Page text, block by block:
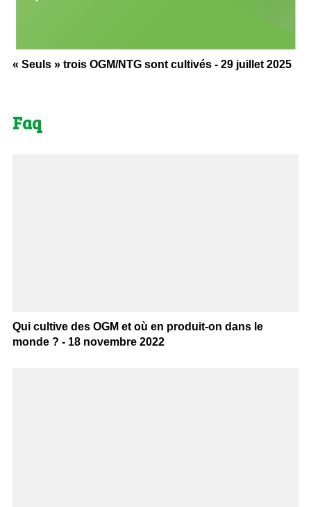
« Seuls » trois OGM/NTG sont cultivés - 29 juillet 2025
Faq
Qui cultive des OGM et où en produit-on dans le
monde ? - 18 novembre 2022